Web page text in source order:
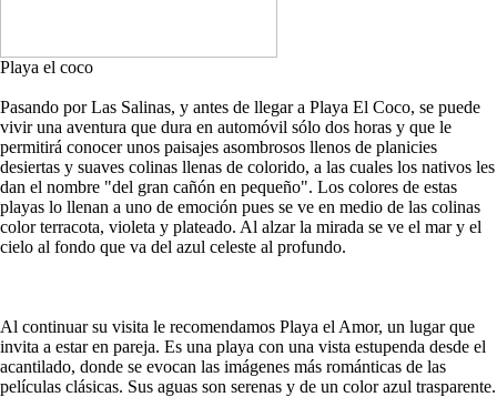
Playa el coco
Pasando por Las Salinas, y antes de llegar a Playa El Coco, se puede
vivir una aventura que dura en automóvil sólo dos horas y que le
permitirá conocer unos paisajes asombrosos llenos de planicies
desiertas y suaves colinas llenas de colorido, a las cuales los nativos les
dan el nombre "del gran cañón en pequeño". Los colores de estas
playas lo llenan a uno de emoción pues se ve en medio de las colinas
color terracota, violeta y plateado. Al alzar la mirada se ve el mar y el
cielo al fondo que va del azul celeste al profundo.
Al continuar su visita le recomendamos Playa el Amor, un lugar que
invita a estar en pareja. Es una playa con una vista estupenda desde el
acantilado, donde se evocan las imágenes más románticas de las
películas clásicas. Sus aguas son serenas y de un color azul trasparente.